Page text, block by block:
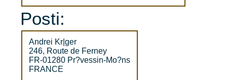
Posti:
Andrei Kr|ger
246, Route de Ferney
FR-01280 Pr?vessin-Mo?ns
FRANCE